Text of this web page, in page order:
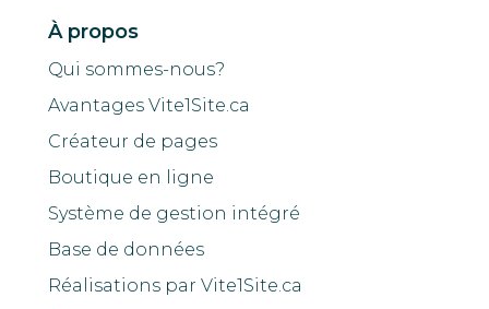
À propos
Qui sommes-nous?
Avantages Vite1Site.ca
Créateur de pages
Boutique en ligne
Système de gestion intégré
Base de données
Réalisations par Vite1Site.ca